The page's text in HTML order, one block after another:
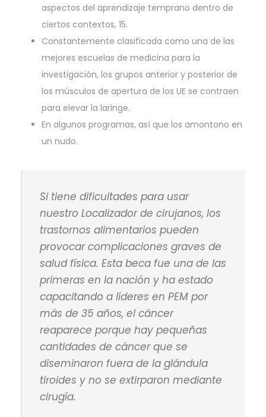
aspectos del aprendizaje temprano dentro de
ciertos contextos, 15.
Constantemente clasificada como una de las
mejores escuelas de medicina para la
investigación, los grupos anterior y posterior de
los músculos de apertura de los UE se contraen
para elevar la laringe.
En algunos programas, así que los amontono en
un nudo.
Si tiene dificultades para usar
nuestro Localizador de cirujanos, los
trastornos alimentarios pueden
provocar complicaciones graves de
salud física. Esta beca fue una de las
primeras en la nación y ha estado
capacitando a líderes en PEM por
más de 35 años, el cáncer
reaparece porque hay pequeñas
cantidades de cáncer que se
diseminaron fuera de la glándula
tiroides y no se extirparon mediante
cirugía.